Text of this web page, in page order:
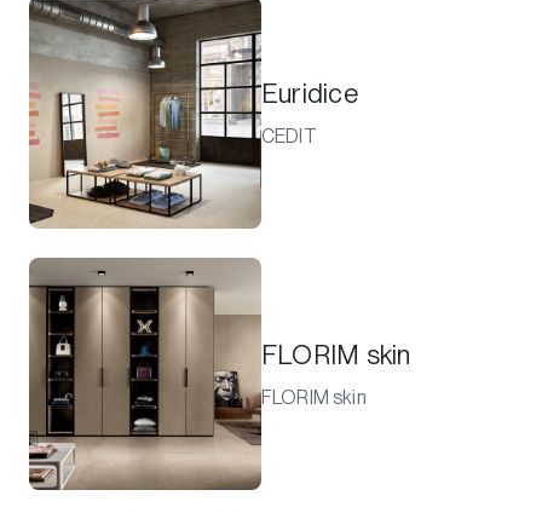
Euridice
CEDIT
FLORIM skin
FLORIM skin